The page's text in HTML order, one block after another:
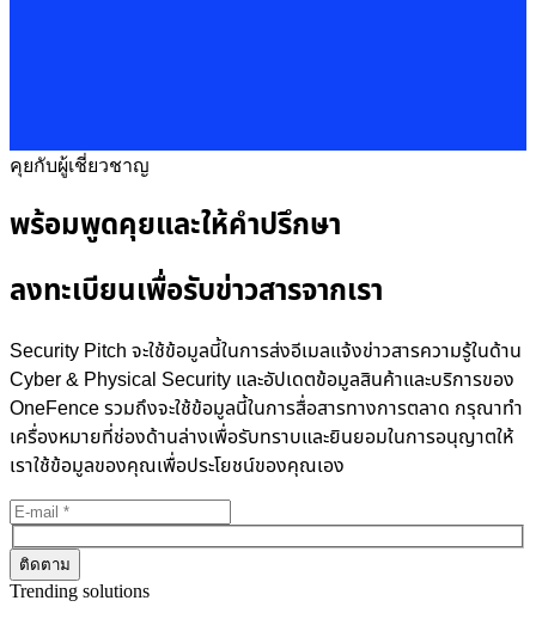
คุยกับผู้เชี่ยวชาญ
พร้อมพูดคุยและให้คำปรึกษา
ลงทะเบียนเพื่อรับข่าวสารจากเรา
Security Pitch จะใช้ข้อมูลนี้ในการส่งอีเมลแจ้งข่าวสารความรู้ในด้าน
Cyber & Physical Security และอัปเดตข้อมูลสินค้าและบริการของ
OneFence รวมถึงจะใช้ข้อมูลนี้ในการสื่อสารทางการตลาด กรุณาทำ
เครื่องหมายที่ช่องด้านล่างเพื่อรับทราบและยินยอมในการอนุญาตให้
เราใช้ข้อมูลของคุณเพื่อประโยชน์ของคุณเอง
Trending solutions